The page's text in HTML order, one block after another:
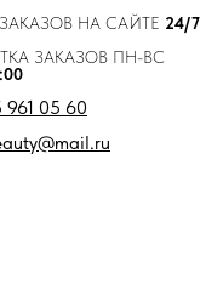
НА САЙТЕ 24/7
ЗАКАЗОВ ПН-ВС
961 05 60